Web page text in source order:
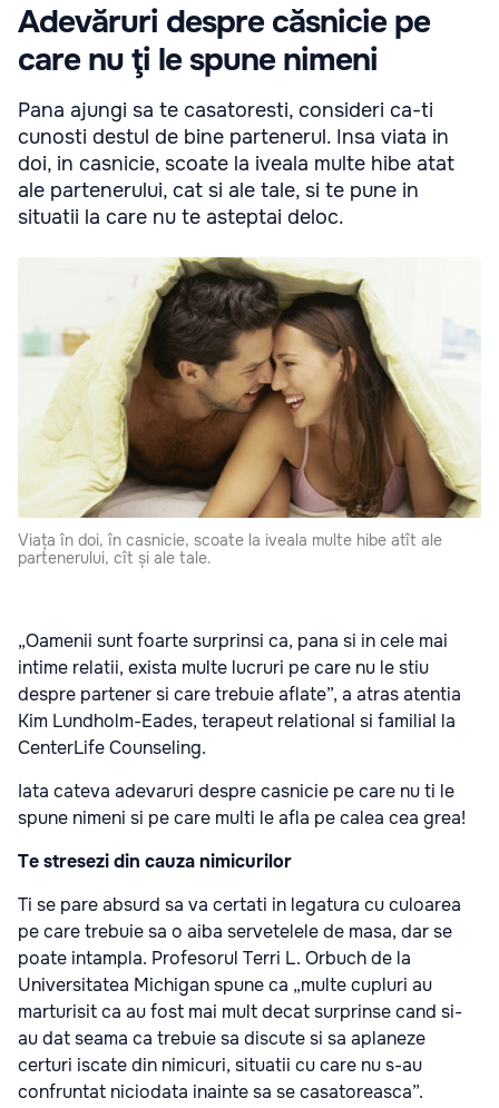
Adevăruri despre căsnicie pe
care nu ţi le spune nimeni
Pana ajungi sa te casatoresti, consideri ca-ti
cunosti destul de bine partenerul. Insa viata in
doi, in casnicie, scoate la iveala multe hibe atat
ale partenerului, cat si ale tale, si te pune in
situatii la care nu te asteptai deloc.
Viața în doi, în casnicie, scoate la iveala multe hibe atît ale
partenerului, cît și ale tale.
„Oamenii sunt foarte surprinsi ca, pana si in cele mai
intime relatii, exista multe lucruri pe care nu le stiu
despre partener si care trebuie aflate”, a atras atentia
Kim Lundholm-Eades, terapeut relational si familial la
CenterLife Counseling.
Iata cateva adevaruri despre casnicie pe care nu ti le
spune nimeni si pe care multi le afla pe calea cea grea!
Te stresezi din cauza nimicurilor
Ti se pare absurd sa va certati in legatura cu culoarea
pe care trebuie sa o aiba servetelele de masa, dar se
poate intampla. Profesorul Terri L. Orbuch de la
Universitatea Michigan spune ca „multe cupluri au
marturisit ca au fost mai mult decat surprinse cand si-
au dat seama ca trebuie sa discute si sa aplaneze
certuri iscate din nimicuri, situatii cu care nu s-au
confruntat niciodata inainte sa se casatoreasca”.